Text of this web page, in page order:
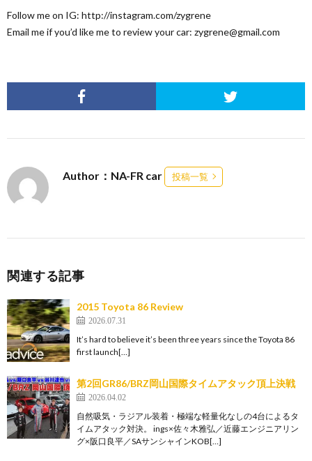
Follow me on IG: http://instagram.com/zygrene
Email me if you’d like me to review your car: zygrene@gmail.com
Author：NA-FR car 投稿一覧
関連する記事
2015 Toyota 86 Review
2026.07.31
It’s hard to believe it’s been three years since the Toyota 86
first launch[…]
第2回GR86/BRZ岡山国際タイムアタック頂上決戦
2026.04.02
自然吸気・ラジアル装着・極端な軽量化なしの4台によるタ
イムアタック対決。 ings×佐々木雅弘／近藤エンジニアリン
グ×阪口良平／SAサンシャインKOB[…]